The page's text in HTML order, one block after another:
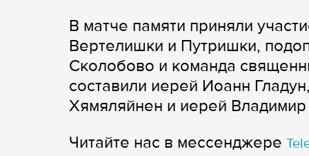
В матче памяти приняли
Вертелишки и Путришки,
Сколобово и команда
составили иерей Иоанн
Хямяляйнен и иерей
Читайте нас в мессенджере